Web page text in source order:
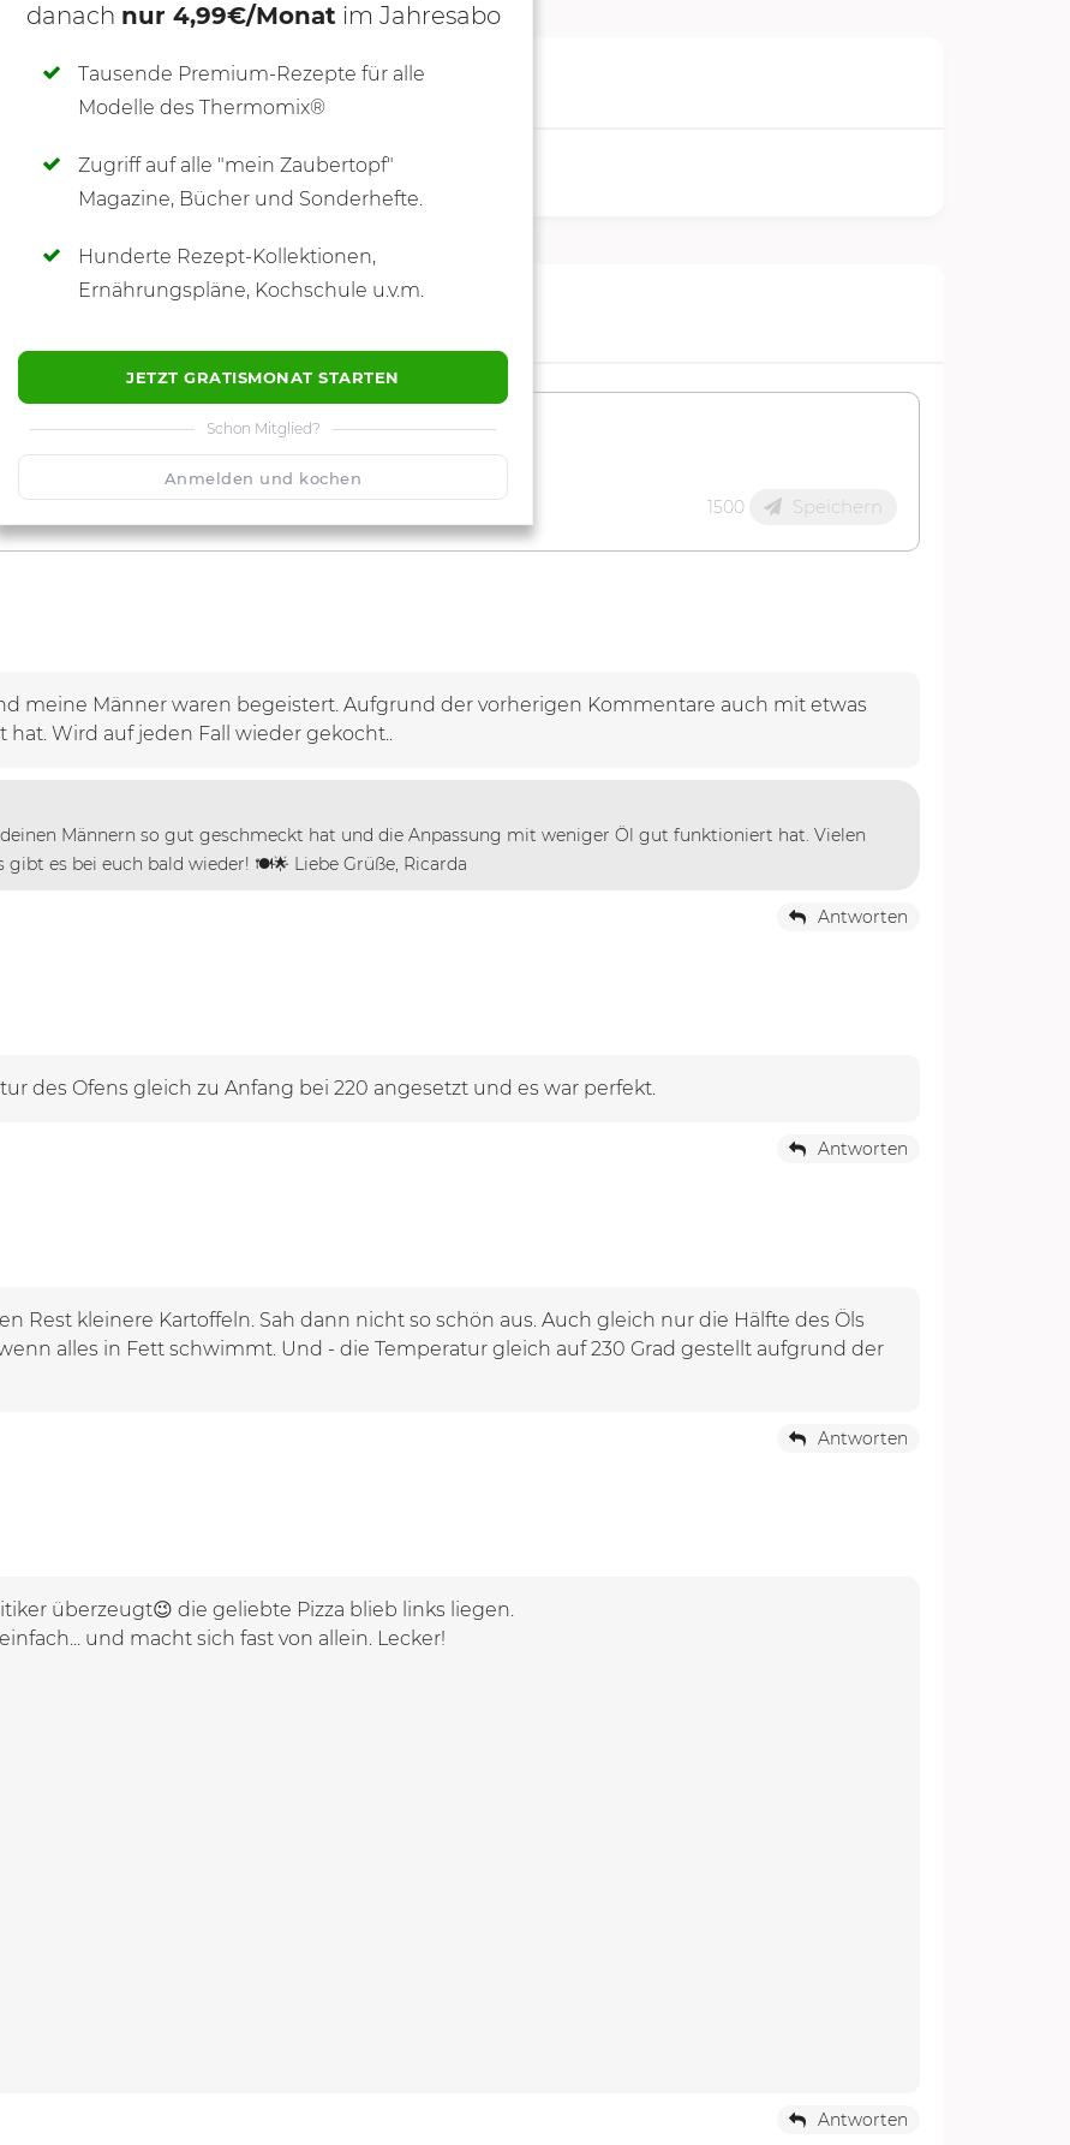
SCHREIBE NEUE NOTIZ
danach nur 4,99€/Monat im Jahresabo
Tausende Premium-Rezepte für alle
Modelle des Thermomix®
Zugriff auf alle "mein Zaubertopf"
Magazine, Bücher und Sonderhefte.
Hunderte Rezept-Kollektionen,
Ernährungspläne, Kochschule u.v.m.
JETZT GRATISMONAT STARTEN
Schon Mitglied?
Anmelden und kochen
1500 Speichern
meine Männer waren begeistert. Aufgrund der vorherigen Kommentare auch mit etwas
hat. Wird auf jeden Fall wieder gekocht..
Männern so gut geschmeckt hat und die Anpassung mit weniger Öl gut funktioniert hat. Vielen
gibt es bei euch bald wieder! 🍽️🌟 Liebe Grüße, Ricarda
Antworten
des Ofens gleich zu Anfang bei 220 angesetzt und es war perfekt.
Antworten
Rest kleinere Kartoffeln. Sah dann nicht so schön aus. Auch gleich nur die Hälfte des Öls
alles in Fett schwimmt. Und - die Temperatur gleich auf 230 Grad gestellt aufgrund der
Antworten
überzeugt😉 die geliebte Pizza blieb links liegen.
und macht sich fast von allein. Lecker!
Antworten